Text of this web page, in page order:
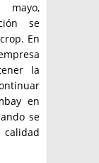
se
En
la
en
se